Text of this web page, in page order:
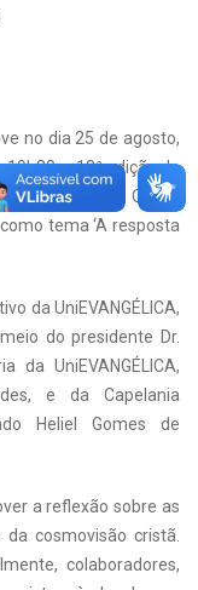
no dia 25 de agosto,
a 18ª edição do
Paz, Antônio Carlos
tema ‘A resposta
da UniEVANGÉLICA,
do presidente Dr.
da UniEVANGÉLICA,
e da Capelania
Heliel Gomes de
a reflexão sobre as
cosmovisão cristã.
colaboradores,